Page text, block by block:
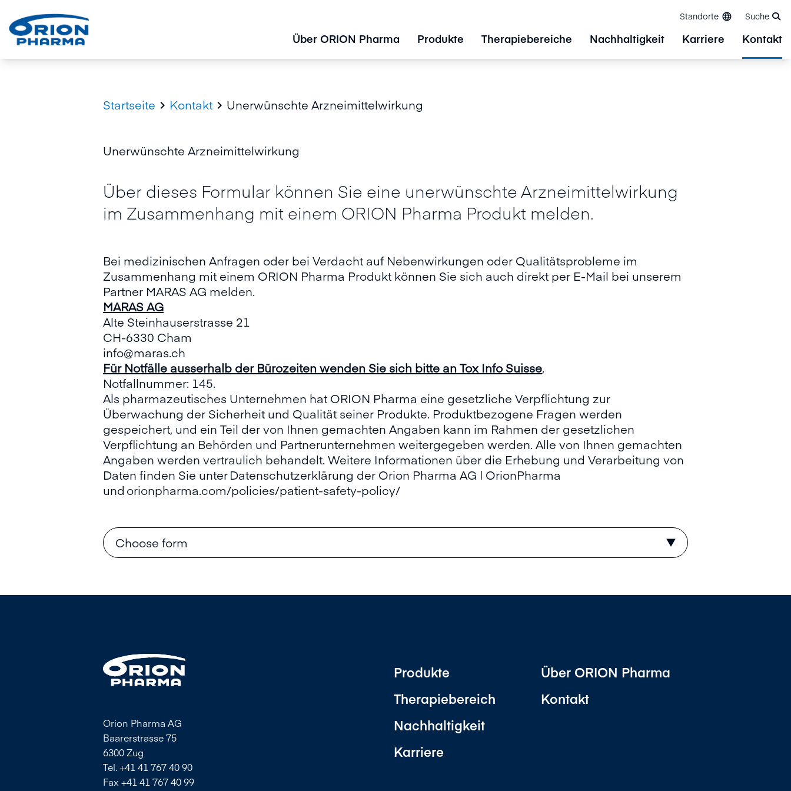
Standorte Suche
Über ORION Pharma Produkte Therapiebereiche Nachhaltigkeit Karriere Kontakt
Startseite  Kontakt  Unerwünschte Arzneimittelwirkung
Unerwünschte Arzneimittelwirkung
Über dieses Formular können Sie eine unerwünschte Arzneimittelwirkung
im Zusammenhang mit einem ORION Pharma Produkt melden.
Bei medizinischen Anfragen oder bei Verdacht auf Nebenwirkungen oder Qualitätsprobleme im
Zusammenhang mit einem ORION Pharma Produkt können Sie sich auch direkt per E-Mail bei unserem
Partner MARAS AG melden.
MARAS AG
Alte Steinhauserstrasse 21
CH-6330 Cham
info@maras.ch
Für Notfälle ausserhalb der Bürozeiten wenden Sie sich bitte an Tox Info Suisse,
Notfallnummer: 145.
Als pharmazeutisches Unternehmen hat ORION Pharma eine gesetzliche Verpflichtung zur
Überwachung der Sicherheit und Qualität seiner Produkte. Produktbezogene Fragen werden
gespeichert, und ein Teil der von Ihnen gemachten Angaben kann im Rahmen der gesetzlichen
Verpflichtung an Behörden und Partnerunternehmen weitergegeben werden. Alle von Ihnen gemachten
Angaben werden vertraulich behandelt. Weitere Informationen über die Erhebung und Verarbeitung von
Daten finden Sie unterDatenschutzerklärung der Orion Pharma AG | OrionPharma
und orionpharma.com/policies/patient-safety-policy/
Orion Pharma AG
Baarerstrasse 75
6300 Zug
Tel. +41 41 767 40 90
Fax +41 41 767 40 99
Produkte
Therapiebereich
Nachhaltigkeit
Karriere
Über ORION Pharma
Kontakt